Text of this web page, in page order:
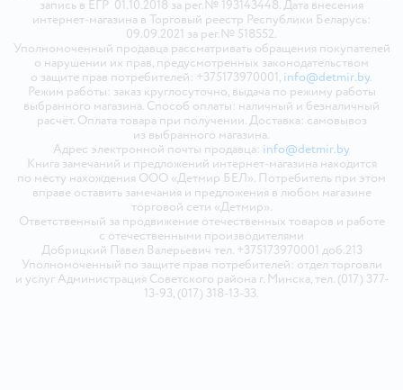
запись в ЕГР 01.10.2018 за рег.№ 193143448. Дата внесения
интернет-магазина в Торговый реестр Республики Беларусь:
09.09.2021 за рег.№ 518552.
Уполномоченный продавца рассматривать обращения покупателей
о нарушении их прав, предусмотренных законодательством
о защите прав потребителей: +375173970001, info@detmir.by.
Режим работы: заказ круглосуточно, выдача по режиму работы
выбранного магазина. Способ оплаты: наличный и безналичный
расчёт. Оплата товара при получении. Доставка: самовывоз
из выбранного магазина.
Адрес электронной почты продавца: info@detmir.by
Книга замечаний и предложений интернет-магазина находится
по месту нахождения ООО «Детмир БЕЛ». Потребитель при этом
вправе оставить замечания и предложения в любом магазине
торговой сети «Детмир».
Ответственный за продвижение отечественных товаров и работе
с отечественными производителями
Добрицкий Павел Валерьевич тел. +375173970001 доб.213
Уполномоченный по защите прав потребителей: отдел торговли
и услуг Администрация Советского района г. Минска, тел. (017) 377-
13-93, (017) 318-13-33.